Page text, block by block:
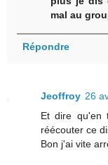
mal au
Répondre
Jeoffroy 26
Et dire qu'en
réécouter ce
Bon j'ai vite